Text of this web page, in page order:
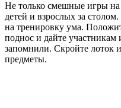
Не только смешные игры
детей и взрослых за
на тренировку ума.
поднос и дайте
запомнили. Скройте лоток
предметы.